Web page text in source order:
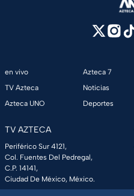
en vivo
TV Azteca
Azteca UNO
Azteca 7
Noticias
Deportes
TV AZTECA
Periférico Sur 4121,
Col. Fuentes Del Pedregal,
C.P. 14141,
Ciudad De México, México.